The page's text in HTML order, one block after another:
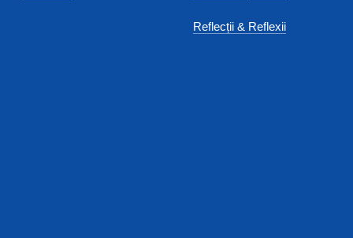
Reflecții & Reflexii